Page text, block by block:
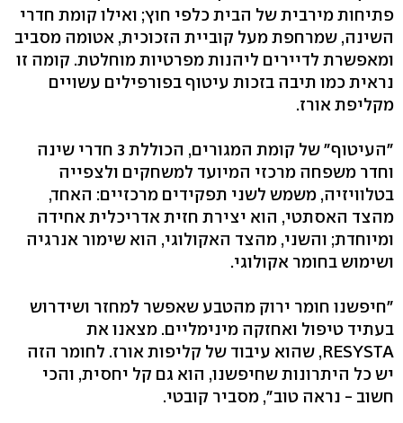
פתיחות מירבית של הבית כלפי חוץ; ואילו קומת חדרי
השינה, שמרחפת מעל קוביית הזכוכית, אטומה מסביב
ומאפשרת לדיירים ליהנות מפרטיות מוחלטת. קומה זו
נראית כמו תיבה בזכות עיטוף בפורפילים עשויים
מקליפת אורז.
"העיטוף" של קומת המגורים, הכוללת 3 חדרי שינה
וחדר משפחה מרכזי המיועד למשחקים ולצפייה
בטלוויזיה, משמש לשני תפקידים מרכזיים: האחד,
מהצד האסתטי, הוא יצירת חזית אדריכלית אחידה
ומיוחדת; והשני, מהצד האקולוגי, הוא שימור אנרגיה
ושימוש בחומר אקולוגי.
"חיפשנו חומר ירוק מהטבע שאפשר למחזר ושידרוש
בעתיד טיפול ואחזקה מינימליים. מצאנו את
RESYSTA, שהוא עיבוד של קליפות אורז. לחומר הזה
יש כל היתרונות שחיפשנו, הוא גם קל יחסית, והכי
חשוב - נראה טוב", מסביר קובטי.